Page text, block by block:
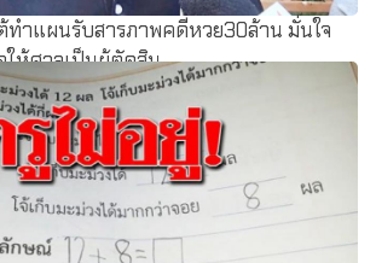
ต้ทำแผนรับสารภาพคดีหวย30ล้าน มั่นใจ
ให้ศาลเป็นผู้ตัดสิน